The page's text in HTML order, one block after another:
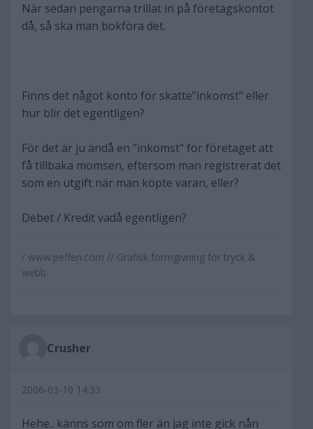
När sedan pengarna trillat in på företagskontot
då, så ska man bokföra det.
Finns det något konto för skatte"inkomst" eller
hur blir det egentligen?
För det är ju ändå en "inkomst" för företaget att
få tillbaka momsen, eftersom man registrerat det
som en utgift när man köpte varan, eller?
Debet / Kredit vadå egentligen?
/ www.peffen.com // Grafisk formgivning för tryck &
webb
Crusher
2006-03-10 14:33
Hehe.. känns som om fler än jag inte gick nån